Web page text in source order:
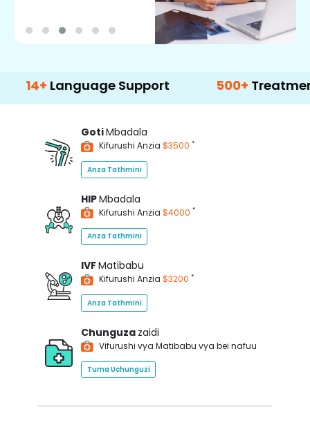
Support 500+ Treatment
GotiMbadala
Kifurushi Anzia $3500 *
Anza Tathmini
HIPMbadala
Kifurushi Anzia $4000 *
Anza Tathmini
IVFMatibabu
Kifurushi Anzia $3200 *
Anza Tathmini
Chunguza zaidi
Vifurushi vya Matibabu vya bei nafuu
Tuma Uchunguzi